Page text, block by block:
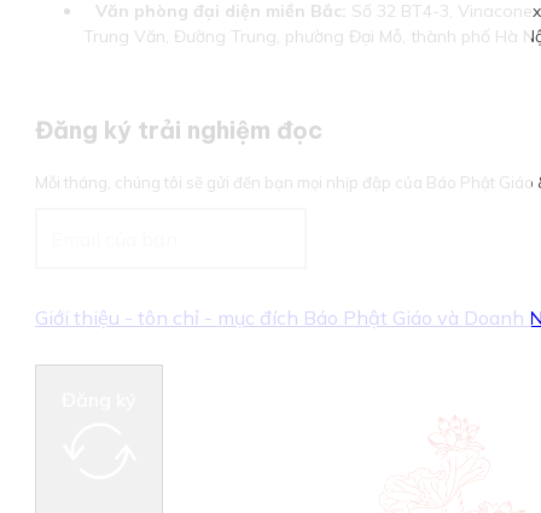
Văn phòng đại diện miền Bắc: Số 32 BT4-3,
Trung Văn, Đường Trung, phường Đại Mỗ, thành phố Hà
Đăng ký trải nghiệm đọc
Mỗi tháng, chúng tôi sẽ gửi đến bạn mọi nhịp đập của Báo Phật Giáo
Giới thiệu - tôn chỉ - mục đích Báo Phật Giáo và Doanh